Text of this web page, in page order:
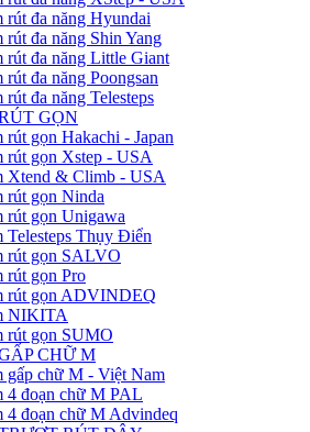
rút đa năng Hyundai
rút đa năng Shin Yang
rút đa năng Little Giant
rút đa năng Poongsan
rút đa năng Telesteps
GỌN
rút gọn Hakachi - Japan
rút gọn Xstep - USA
Xtend & Climb - USA
rút gọn Ninda
rút gọn Unigawa
Telesteps Thụy Điển
rút gọn SALVO
rút gọn Pro
rút gọn ADVINDEQ
NIKITA
rút gọn SUMO
CHỮ M
gấp chữ M - Việt Nam
4 đoạn chữ M PAL
4 đoạn chữ M Advindeq